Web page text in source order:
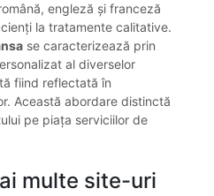
engleză și franceză
la tratamente calitative.
se caracterizează prin
al diverselor
fiind reflectată în
Această abordare distinctă
pe piața serviciilor de
multe site-uri